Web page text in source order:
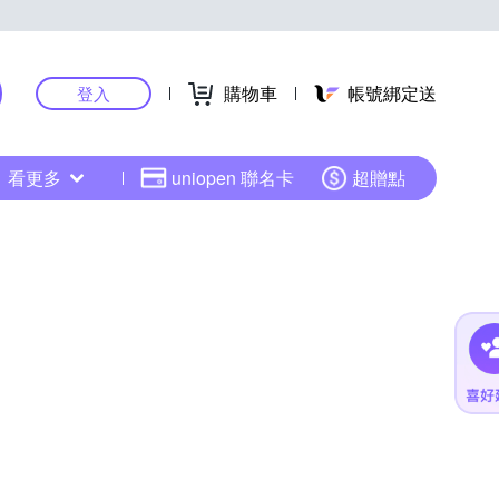
登入 購物車 帳號綁定送
看更多 uniopen 聯名卡 超贈點